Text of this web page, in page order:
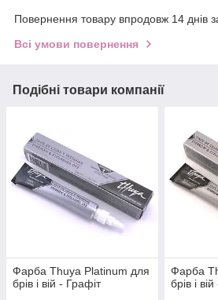
Повернення товару впродовж 14 днів
Всі умови повернення
Подібні товари компанії
Фарба Thuya Platinum для
брів і вій - Графіт
Фарба
брів і